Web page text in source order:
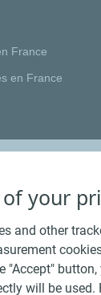
France
en France
of your
and other
"Accept"
will be used.